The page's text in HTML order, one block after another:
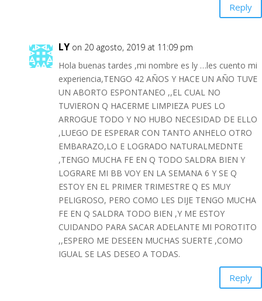
Reply
LY on 20 agosto, 2019 at 11:09 pm
Hola buenas tardes ,mi nombre es ly …les cuento mi
experiencia,TENGO 42 AÑOS Y HACE UN AÑO TUVE
UN ABORTO ESPONTANEO ,,EL CUAL NO
TUVIERON Q HACERME LIMPIEZA PUES LO
ARROGUE TODO Y NO HUBO NECESIDAD DE ELLO
,LUEGO DE ESPERAR CON TANTO ANHELO OTRO
EMBARAZO,LO E LOGRADO NATURALMEDNTE
,TENGO MUCHA FE EN Q TODO SALDRA BIEN Y
LOGRARE MI BB VOY EN LA SEMANA 6 Y SE Q
ESTOY EN EL PRIMER TRIMESTRE Q ES MUY
PELIGROSO, PERO COMO LES DIJE TENGO MUCHA
FE EN Q SALDRA TODO BIEN ,Y ME ESTOY
CUIDANDO PARA SACAR ADELANTE MI POROTITO
,,ESPERO ME DESEEN MUCHAS SUERTE ,COMO
IGUAL SE LAS DESEO A TODAS.
Reply